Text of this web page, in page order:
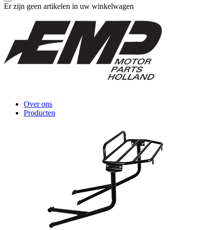
Er zijn geen artikelen in uw winkelwagen
Over ons
Producten